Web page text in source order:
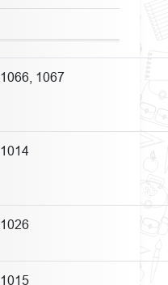
1066, 1067
1014
1026
1015